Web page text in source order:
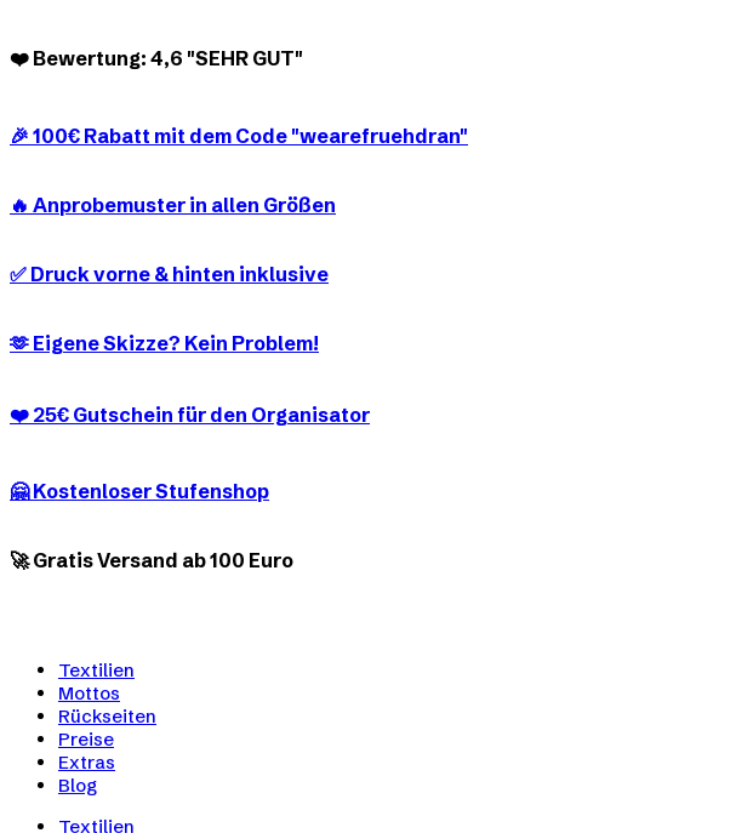
❤️ Bewertung: 4,6 "SEHR GUT"
🎉 100€ Rabatt mit dem Code "wearefruehdran"
🔥 Anprobemuster in allen Größen
✅ Druck vorne & hinten inklusive
🫶 Eigene Skizze? Kein Problem!
❤️ 25€ Gutschein für den Organisator
🤗 Kostenloser Stufenshop
🚀 Gratis Versand ab 100 Euro
Textilien
Mottos
Rückseiten
Preise
Extras
Blog
Textilien